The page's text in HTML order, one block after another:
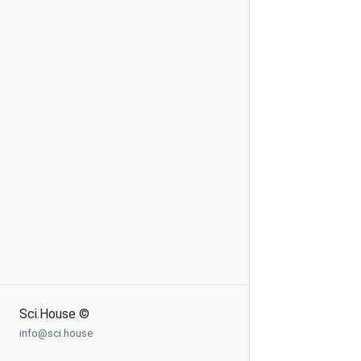
Sci.House ©
info@sci.house